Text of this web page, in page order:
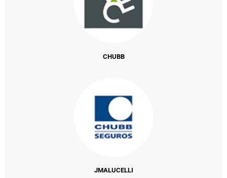
CHUBB
JMALUCELLI